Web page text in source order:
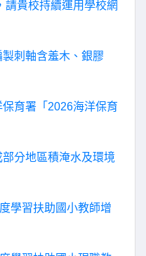
請貴校持續運用學校網
刺軸含羞木、銀膠
育署「2026海洋保育
分地區積淹水及環境
學習扶助國小教師增